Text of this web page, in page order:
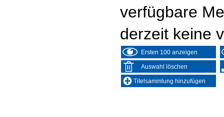
verfügbare
derzeit keine